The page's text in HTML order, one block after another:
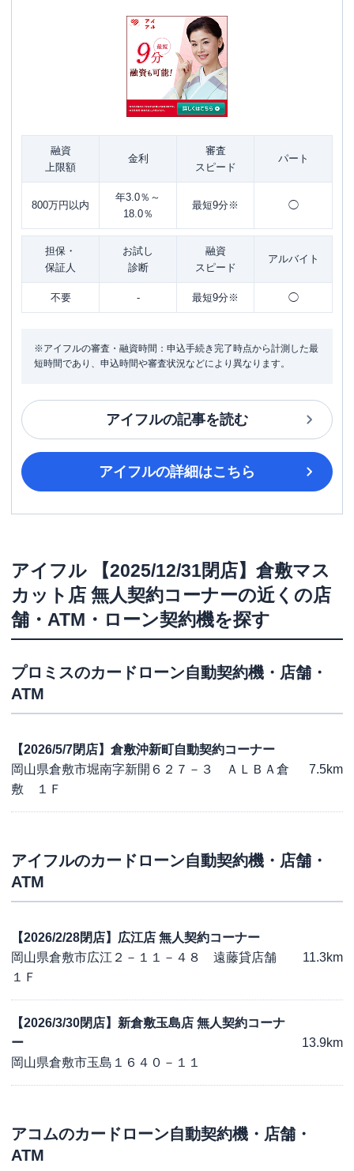
融資
上限額
金利
審査
スピード
パート
800万円以内
年3.0％～
18.0％
最短9分※ ◯
担保・
保証人
お試し
診断
融資
スピード
アルバイト
不要 - 最短9分※ ◯
※アイフルの審査・融資時間：申込手続き完了時点から計測した最
短時間であり、申込時間や審査状況などにより異なります。
アイフルの記事を読む
アイフルの詳細はこちら
アイフル
【2025/12/31閉店】倉敷マス
カット店 無人契約コーナーの近くの店
舗・ATM・ローン契約機を探す
プロミスのカードローン自動契約機・店舗・
ATM
【2026/5/7閉店】倉敷沖新町自動契約コーナー
岡山県倉敷市堀南字新開６２７－３ ＡＬＢＡ倉
敷 １Ｆ
7.5km
アイフルのカードローン自動契約機・店舗・
ATM
【2026/2/28閉店】広江店 無人契約コーナー
岡山県倉敷市広江２－１１－４８ 遠藤貸店舗
１Ｆ
11.3km
【2026/3/30閉店】新倉敷玉島店 無人契約コーナ
ー
岡山県倉敷市玉島１６４０－１１
13.9km
アコムのカードローン自動契約機・店舗・
ATM